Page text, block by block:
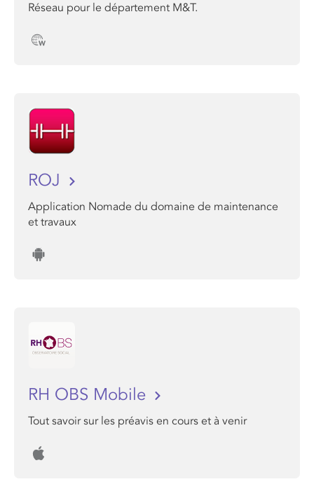
Réseau pour le département M&T.
ROJ
Application Nomade du domaine de maintenance
et travaux
RH OBS Mobile
Tout savoir sur les préavis en cours et à venir